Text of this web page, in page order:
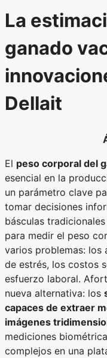
La
ganado
Dellait
El peso corporal del
esencial en la
un parámetro clave
tomar decisiones
básculas
para medir el peso
varios problemas: los
de estrés, los costos
esfuerzo laboral.
nueva alternativa: los
capaces de extraer
imágenes
mediciones
complejos en una